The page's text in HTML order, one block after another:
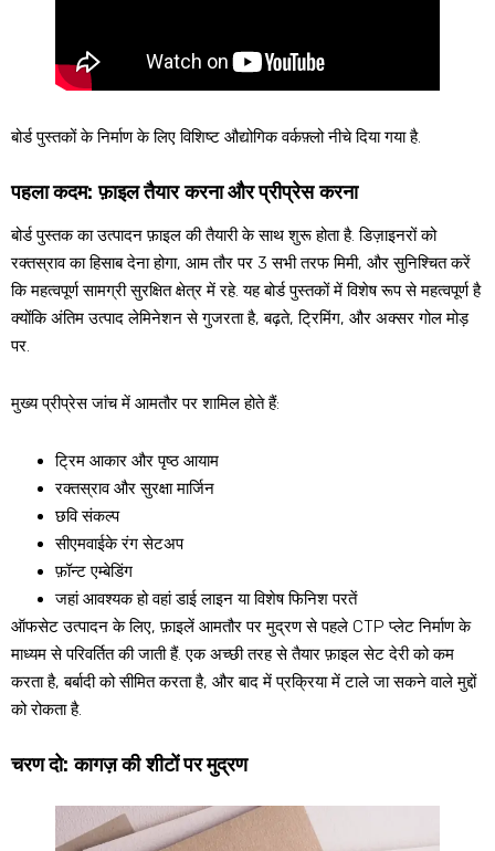
बोर्ड पुस्तकों के निर्माण के लिए विशिष्ट औद्योगिक वर्कफ़्लो नीचे दिया गया है.
पहला कदम: फ़ाइल तैयार करना और प्रीप्रेस करना
बोर्ड पुस्तक का उत्पादन फ़ाइल की तैयारी के साथ शुरू होता है. डिज़ाइनरों को
रक्तस्राव का हिसाब देना होगा, आम तौर पर 3 सभी तरफ मिमी, और सुनिश्चित करें
कि महत्वपूर्ण सामग्री सुरक्षित क्षेत्र में रहे. यह बोर्ड पुस्तकों में विशेष रूप से महत्वपूर्ण है
क्योंकि अंतिम उत्पाद लेमिनेशन से गुजरता है, बढ़ते, ट्रिमिंग, और अक्सर गोल मोड़
पर.
मुख्य प्रीप्रेस जांच में आमतौर पर शामिल होते हैं:
ट्रिम आकार और पृष्ठ आयाम
रक्तस्राव और सुरक्षा मार्जिन
छवि संकल्प
सीएमवाईके रंग सेटअप
फ़ॉन्ट एम्बेडिंग
जहां आवश्यक हो वहां डाई लाइन या विशेष फिनिश परतें
ऑफसेट उत्पादन के लिए, फ़ाइलें आमतौर पर मुद्रण से पहले CTP प्लेट निर्माण के
माध्यम से परिवर्तित की जाती हैं. एक अच्छी तरह से तैयार फ़ाइल सेट देरी को कम
करता है, बर्बादी को सीमित करता है, और बाद में प्रक्रिया में टाले जा सकने वाले मुद्दों
को रोकता है.
चरण दो: कागज़ की शीटों पर मुद्रण